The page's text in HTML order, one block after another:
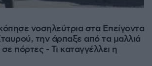
νοσηλεύτρια στα Επείγοντα
την άρπαξε από τα μαλλιά
πόρτες - Τι καταγγέλλει η